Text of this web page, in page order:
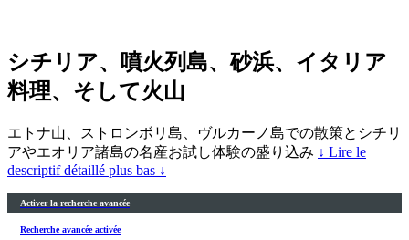
シチリア、噴火列島、砂浜、イタリア
料理、そして火山
エトナ山、ストロンボリ島、ヴルカーノ島での散策とシチリ
アやエオリア諸島の名産お試し体験の盛り込み ↓ Lire le
descriptif détaillé plus bas ↓
Activer la recherche avancée
Recherche avancée activée